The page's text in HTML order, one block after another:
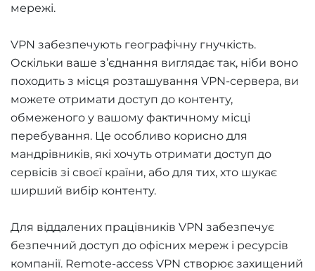
мережі.
VPN забезпечують географічну гнучкість.
Оскільки ваше з’єднання виглядає так, ніби воно
походить з місця розташування VPN-сервера, ви
можете отримати доступ до контенту,
обмеженого у вашому фактичному місці
перебування. Це особливо корисно для
мандрівників, які хочуть отримати доступ до
сервісів зі своєї країни, або для тих, хто шукає
ширший вибір контенту.
Для віддалених працівників VPN забезпечує
безпечний доступ до офісних мереж і ресурсів
компанії. Remote-access VPN створює захищений